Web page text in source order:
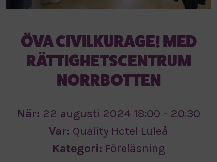
ÖVA CIVILKURAGE! MED
RÄTTIGHETSCENTRUM
NORRBOTTEN
När: 22 augusti 2024 18:00 - 20:30
Var: Quality Hotel Luleå
Kategori: Föreläsning